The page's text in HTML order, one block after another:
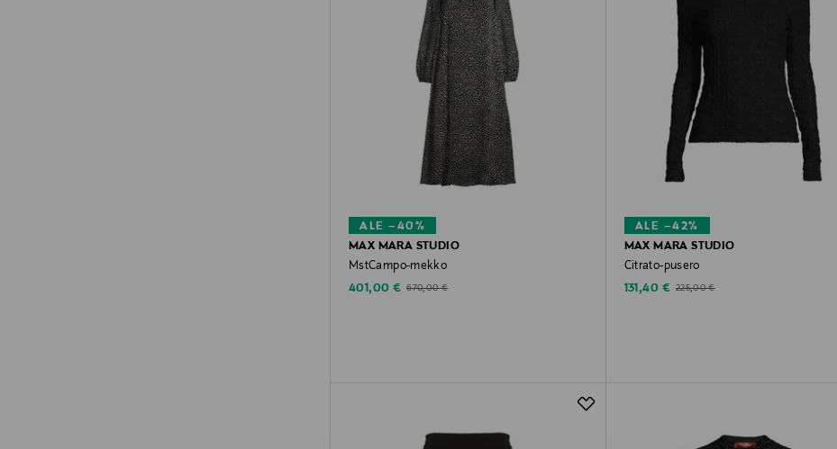
ALE –40%
MAX MARA STUDIO
MstCampo-mekko
Discounted Price
401,00 € Original Price
670,00 €
ALE –42%
MAX MARA STUDIO
Citrato-pusero
Discounted Price
131,40 € Original Price
225,00 €